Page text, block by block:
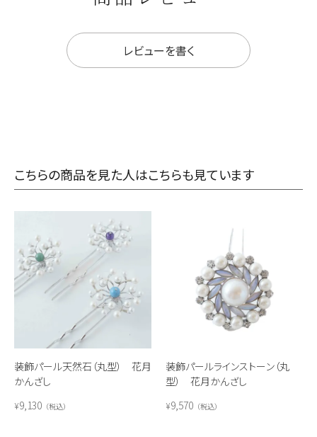
レビューを書く
こちらの商品を見た人はこちらも見ています
装飾パール天然石（丸型） 花月
かんざし
¥9,130 税込
装飾パールラインストーン（丸
型） 花月かんざし
¥9,570 税込